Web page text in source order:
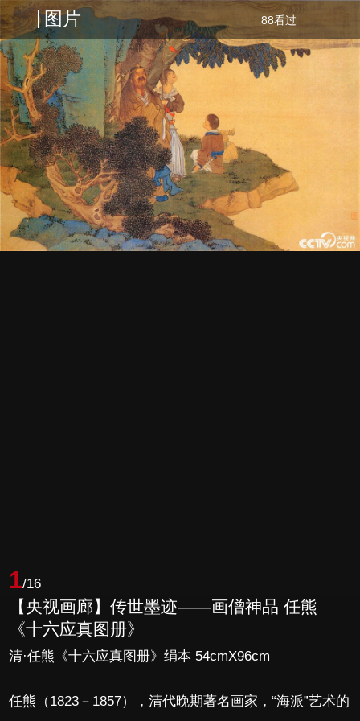
图片 88看过
1/16
【央视画廊】传世墨迹——画僧神品 任熊
《十六应真图册》
清·任熊《十六应真图册》绢本 54cmX96cm
任熊（1823－1857），清代晚期著名画家，“海派”艺术的